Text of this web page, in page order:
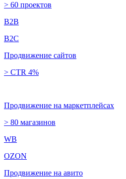
> 60 проектов
B2B
B2C
Продвижение сайтов
> CTR 4%
Продвижение на маркетплейсах
> 80 магазинов
WB
OZON
Продвижение на авито